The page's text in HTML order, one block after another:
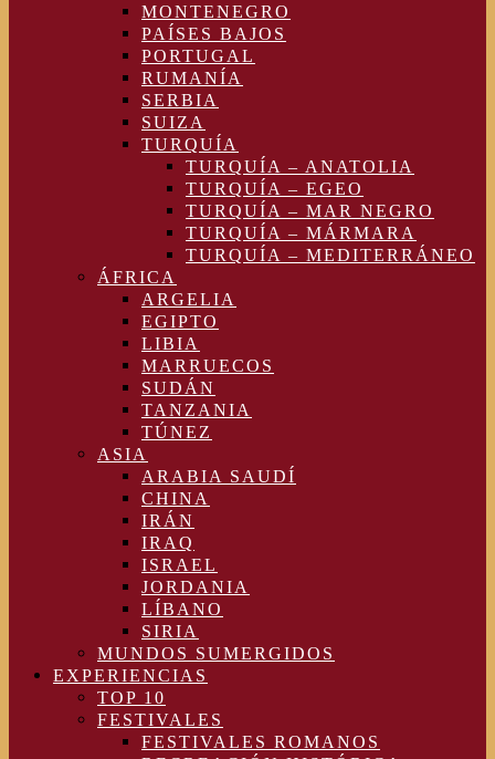
MONTENEGRO
PAÍSES BAJOS
PORTUGAL
RUMANÍA
SERBIA
SUIZA
TURQUÍA
TURQUÍA – ANATOLIA
TURQUÍA – EGEO
TURQUÍA – MAR NEGRO
TURQUÍA – MÁRMARA
TURQUÍA – MEDITERRÁNEO
ÁFRICA
ARGELIA
EGIPTO
LIBIA
MARRUECOS
SUDÁN
TANZANIA
TÚNEZ
ASIA
ARABIA SAUDÍ
CHINA
IRÁN
IRAQ
ISRAEL
JORDANIA
LÍBANO
SIRIA
MUNDOS SUMERGIDOS
EXPERIENCIAS
TOP 10
FESTIVALES
FESTIVALES ROMANOS